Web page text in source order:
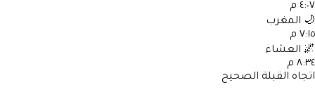
٤:٠٧ م
🌙 المغرب
٧:١٥ م
🌌 العشاء
٨:٣٤ م
اتجاه القبلة الصحيح